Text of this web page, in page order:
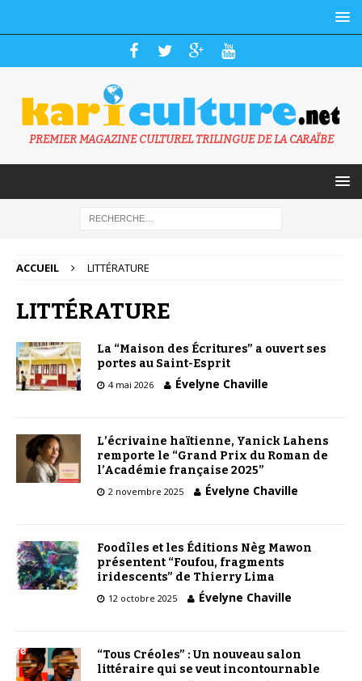
PREMIER MAGAZINE CULTUREL TRILINGUE DE LA CARAÏBE
ACCUEIL LITTÉRATURE
LITTÉRATURE
La “Maison des Écritures” a ouvert ses
portes au Saint-Esprit
4 mai 2026 Évelyne Chaville
L’écrivaine haïtienne, Yanick Lahens
remporte le “Grand Prix du Roman de
l’Académie française 2025”
2 novembre 2025 Évelyne Chaville
Foodîles et les Éditions Nèg Mawon
présentent “Foufou, fragments
iridescents” de Thierry Lima
12 octobre 2025 Évelyne Chaville
“Tous Créoles” : Un nouveau salon
littéraire qui se veut incontournable